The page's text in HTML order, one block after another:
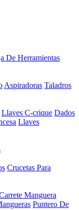
De Herramientas
Aspiradoras Taladros
Llaves C-crique Dados
Llaves
Crucetas Para
Manguera
Puntero De